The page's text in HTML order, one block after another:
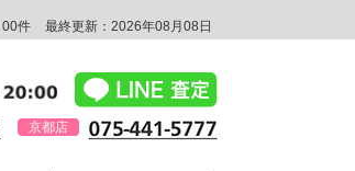
00件 最終更新：2026年08月08日
京都店